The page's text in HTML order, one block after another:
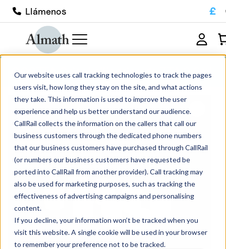
Our website uses call tracking technologies to track the pages
users visit, how long they stay on the site, and what actions
they take. This information is used to improve the user
experience and help us better understand our audience.
CallRail collects the information on the callers that call our
business customers through the dedicated phone numbers
that our business customers have purchased through CallRail
(or numbers our business customers have requested be
ported into CallRail from another provider). Call tracking may
also be used for marketing purposes, such as tracking the
effectiveness of advertising campaigns and personalising
content.
If you decline, your information won’t be tracked when you
visit this website. A single cookie will be used in your browser
to remember your preference not to be tracked.
Llámenos £
CC9ZTA Crisol cilíndrico de ZTA 0,6ml